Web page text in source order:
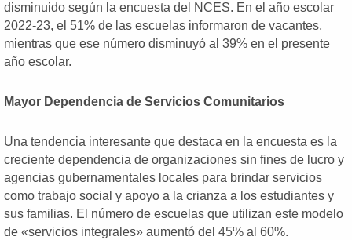
disminuido según la encuesta del NCES. En el año escolar
2022-23, el 51% de las escuelas informaron de vacantes,
mientras que ese número disminuyó al 39% en el presente
año escolar.
Mayor Dependencia de Servicios Comunitarios
Una tendencia interesante que destaca en la encuesta es la
creciente dependencia de organizaciones sin fines de lucro y
agencias gubernamentales locales para brindar servicios
como trabajo social y apoyo a la crianza a los estudiantes y
sus familias. El número de escuelas que utilizan este modelo
de «servicios integrales» aumentó del 45% al 60%.